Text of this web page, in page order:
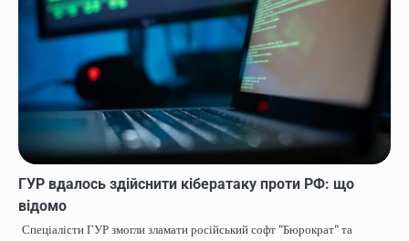
ГУР вдалось здійснити кібератаку проти РФ: що
відомо
Спеціалісти ГУР змогли зламати російський софт "Бюрократ" та